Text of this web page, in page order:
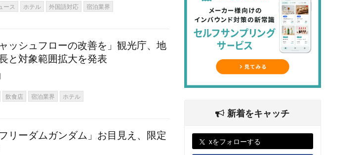
ース ホテル 外国語対応 宿泊業界
ッシュフローの改善を」観光庁、地
と対象範囲拡大を発表
飲食店 宿泊業界 ホテル
リーダムガンダム」お目見え、限定
新着をキャッチ
xをフォローする